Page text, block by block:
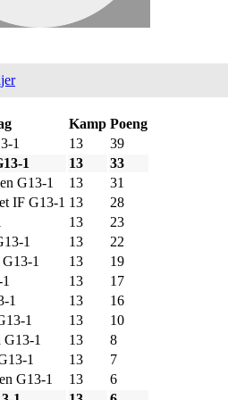
Kamp Poeng
1
13
39
1
13
33
G13-1
13
31
IF G13-1 13
28
13
23
1
13
22
1
13
19
13
17
1
13
16
1
13
10
G13-1
13
8
1
13
7
G13-1
13
6